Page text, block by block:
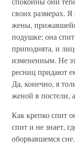
своих размерах. Я
жены,
подушке; она
приподнята, и
измененным. Не
ресниц придают
Да, конечно, я
женой в постели,
Как крепко спит
спит и не знает,
оборвавшемся